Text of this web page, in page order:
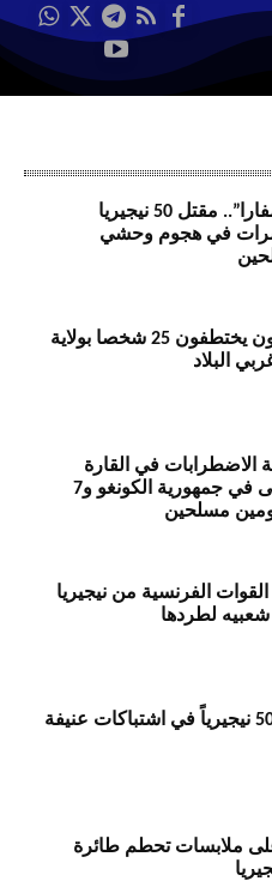
مجزرة في “زمفارا”.. مقتل 50 نيجيريا
في هجوم وحشي
نيجيريا.. مسلحون يختطفون 25 شخصا بولاية
البلاد
الاضطرابات في القارة
السمراء” 4 قتلى في جمهورية الكونغو و7
مسلحين
الفرنسية من نيجيريا
لطردها
مقتل أكثر من 50 نيجيرياً في اشتباكات عنيفة
ملابسات تحطم طائرة